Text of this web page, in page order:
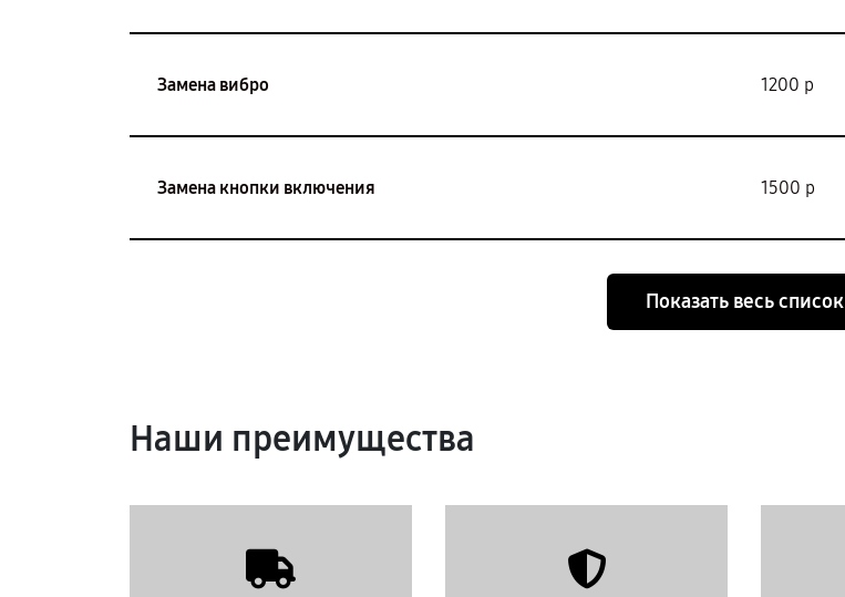
Замена вибро 1200 р
Замена кнопки включения 1500 р
Показать весь список
Наши преимущества